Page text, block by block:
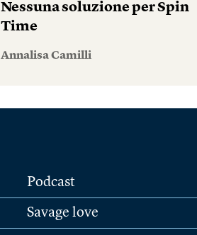
Nessuna soluzione per Spin
Time
Annalisa Camilli
Podcast
Savage love